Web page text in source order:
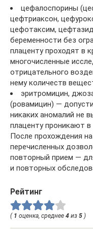
цефалоспорины
цефтриаксон,
цефотаксим,
беременности без
плаценту проходят в
многочисленные
отрицательного
нему количеств
эритромицин,
(ровамицин) —
никаких аномалий не
плаценту проникают
После прохождения
перечисленных
повторный прием —
и повторных
Рейтинг
( 1 оценка, среднее 4 из 5 )